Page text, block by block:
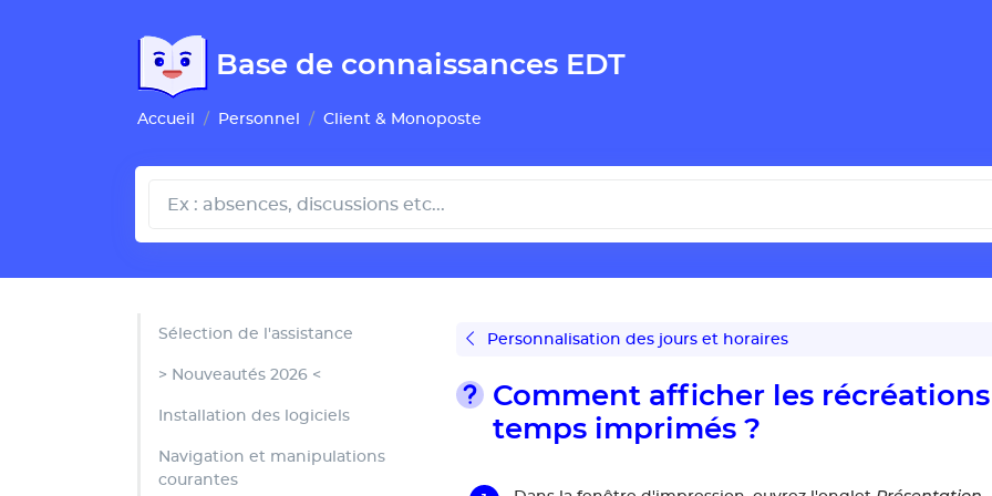
Base de connaissances EDT
Accueil Personnel Client & Monoposte
Sélection de l'assistance
> Nouveautés 2026 <
Installation des logiciels
Navigation et manipulations
courantes
Personnalisation des jours et horaires
Comment afficher les
temps imprimés ?